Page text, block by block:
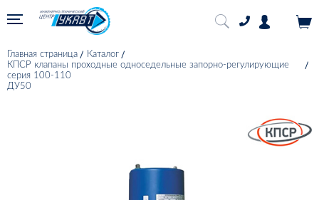
Главная страница
Каталог
КПСР клапаны проходные односедельные запорно-регулирующие
серия 100-110
ДУ50